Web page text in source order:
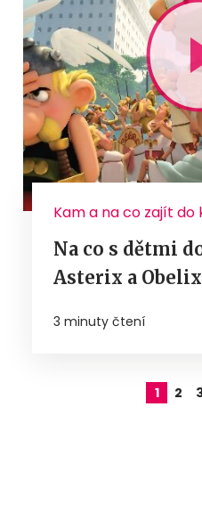
Kam a na co zajít do
Na co s dětmi
Asterix a
3 minuty čtení
1 2